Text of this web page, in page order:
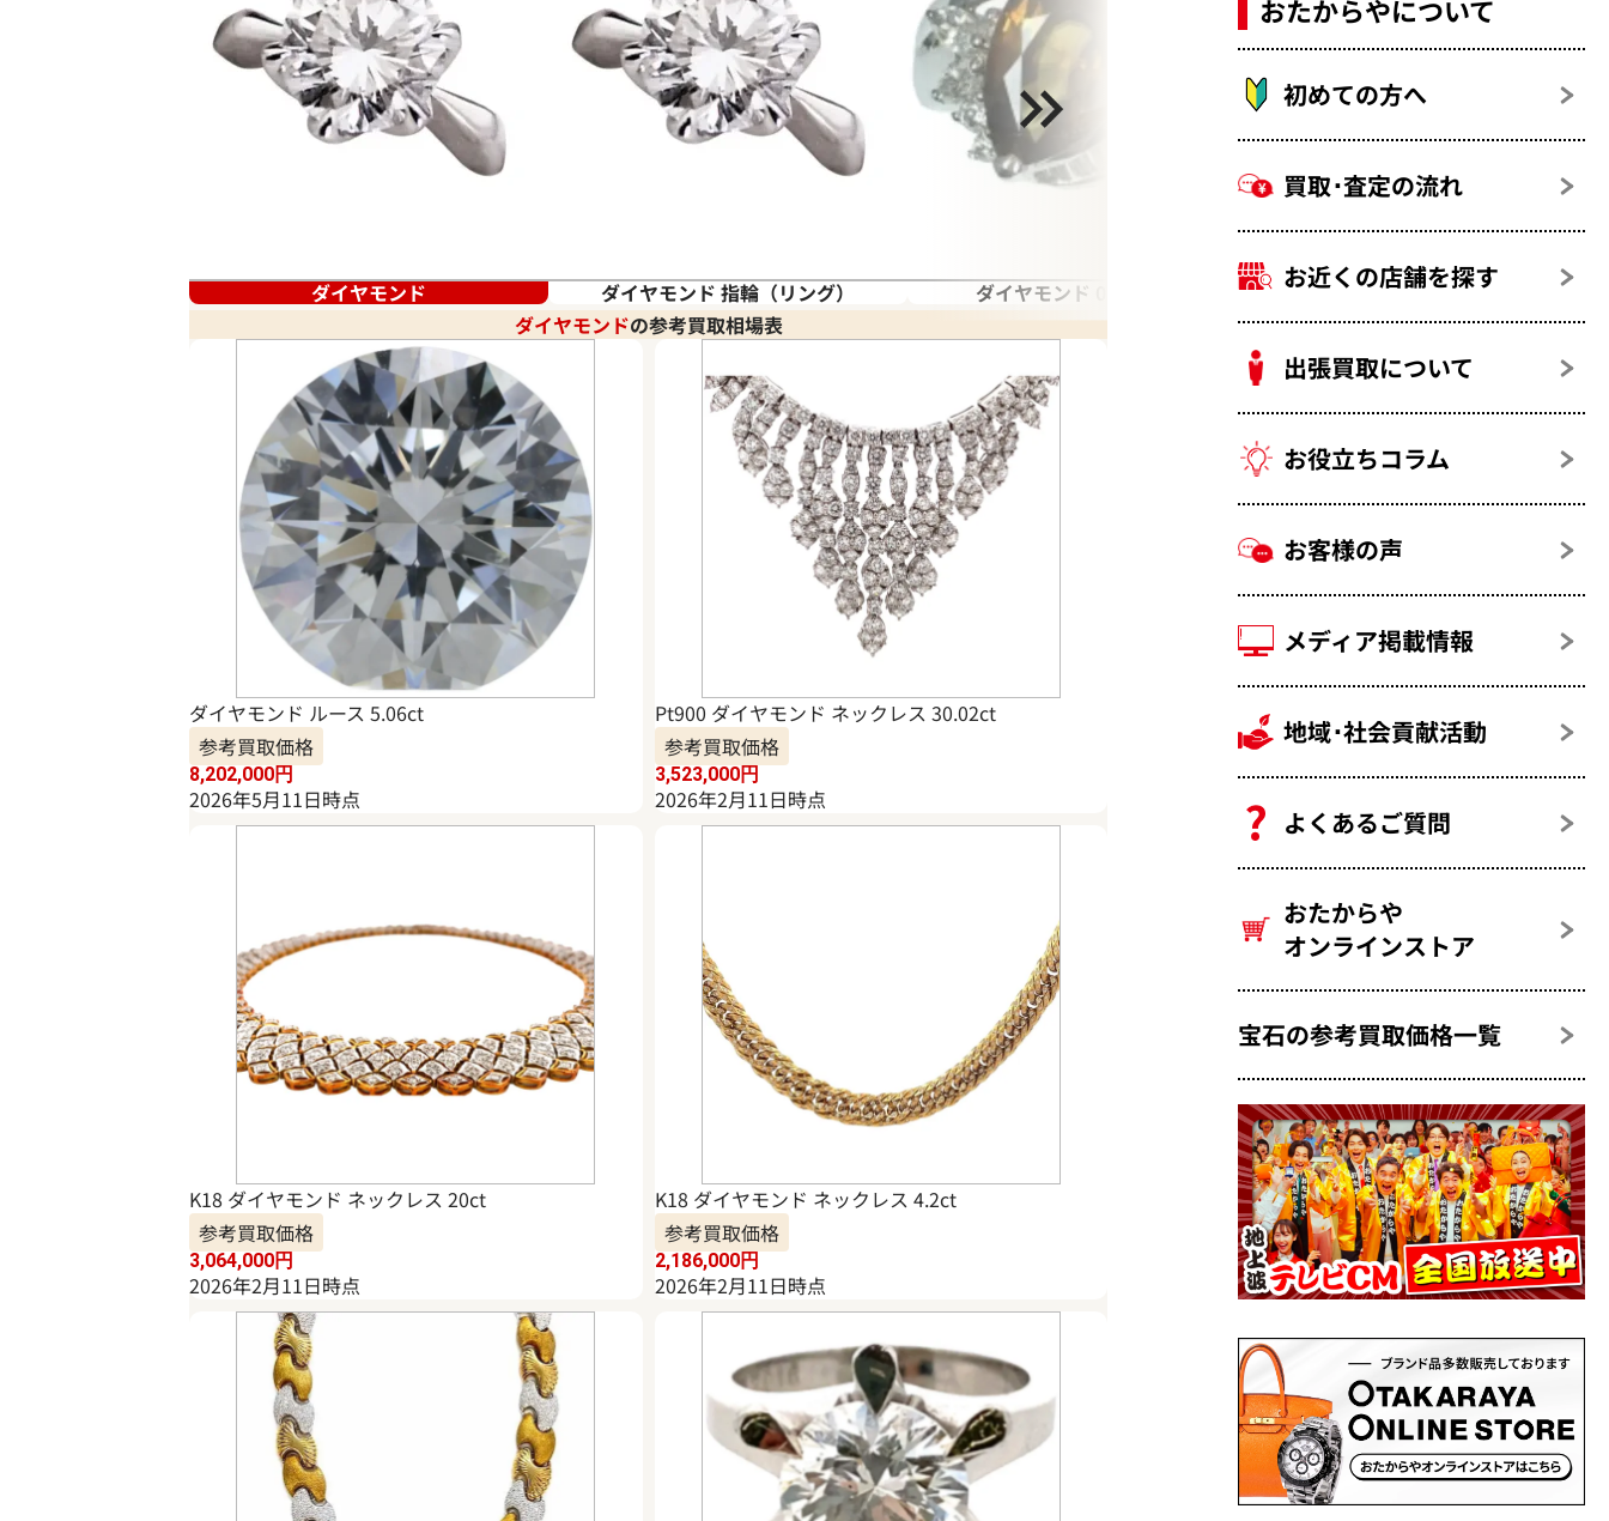
ダイヤモンド ダイヤモンド 指輪（リング） ダイヤモンド 0.4カラット
アレキサンドライト（変彩金緑石）
ダイヤモンドの参考買取相場表
ダイヤモンド ルース 5.06ct
参考買取価格
8,202,000円
2026年5月11日時点
Pt900 ダイヤモンド ネックレス 30.02ct
参考買取価格
3,523,000円
2026年2月11日時点
K18 ダイヤモンド ネックレス 20ct
参考買取価格
3,064,000円
2026年2月11日時点
K18 ダイヤモンド ネックレス 4.2ct
参考買取価格
2,186,000円
2026年2月11日時点
おたからやについて
初めての方へ
買取･査定の流れ
お近くの店舗を探す
出張買取について
お役立ちコラム
お客様の声
メディア掲載情報
地域･社会貢献活動
よくあるご質問
おたからや
オンラインストア
宝石の参考買取価格一覧